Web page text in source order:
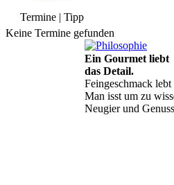
Termine | Tipp
Keine Termine gefunden
Ein Gourmet liebt
das Detail.
Feingeschmack
Man isst um zu
Neugier und